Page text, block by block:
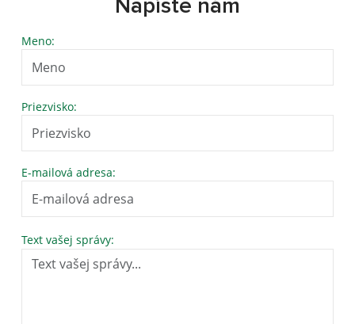
Napíšte nám
Meno:
Priezvisko:
E-mailová adresa:
Text vašej správy: